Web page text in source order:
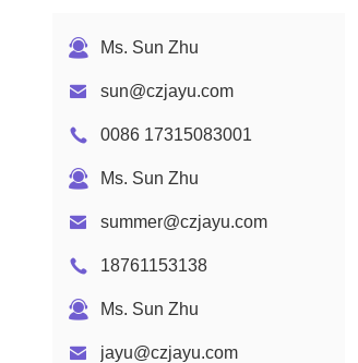
Ms. Sun Zhu
sun@czjayu.com
0086 17315083001
Ms. Sun Zhu
summer@czjayu.com
18761153138
Ms. Sun Zhu
jayu@czjayu.com